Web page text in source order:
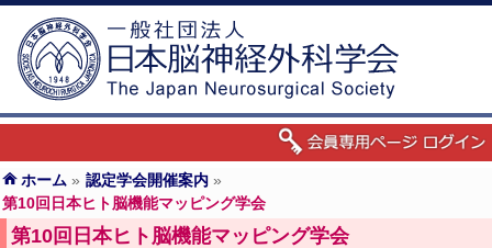
ホーム » 認定学会開催案内 »
第10回日本ヒト脳機能マッピング学会
第10回日本ヒト脳機能マッピング学会